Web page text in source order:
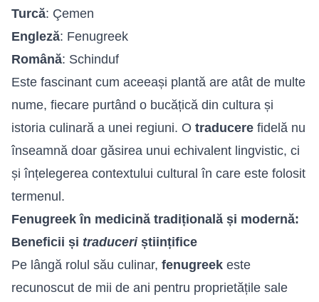
Turcă: Çemen
Engleză: Fenugreek
Română: Schinduf
Este fascinant cum aceeași plantă are atât de multe
nume, fiecare purtând o bucățică din cultura și
istoria culinară a unei regiuni. O traducere fidelă nu
înseamnă doar găsirea unui echivalent lingvistic, ci
și înțelegerea contextului cultural în care este folosit
termenul.
Fenugreek în medicină tradițională și modernă:
Beneficii și traduceriștiințifice
Pe lângă rolul său culinar, fenugreek este
recunoscut de mii de ani pentru proprietățile sale